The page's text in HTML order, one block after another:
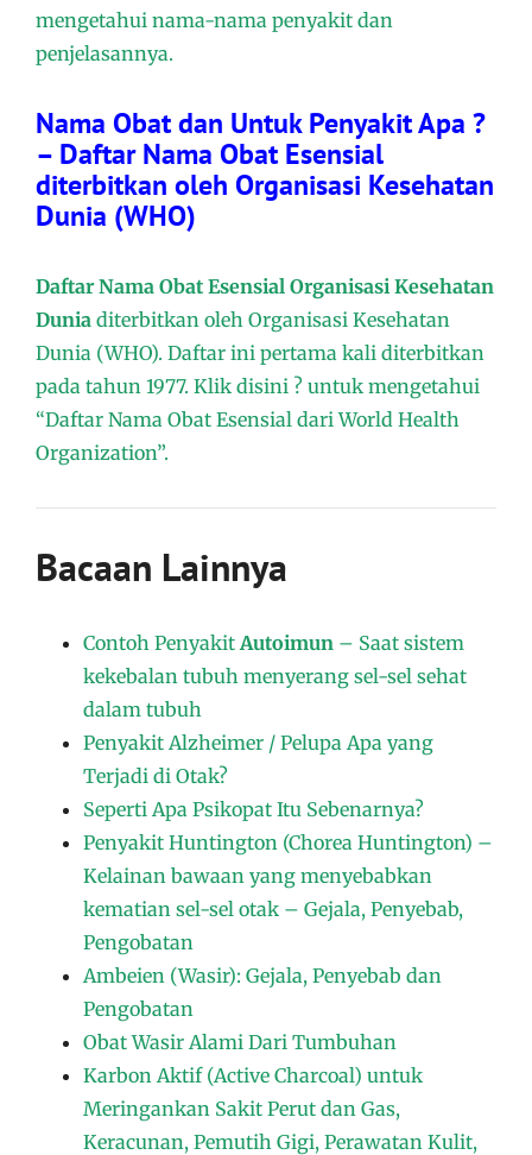
mengetahui nama-nama penyakit dan
penjelasannya.
Nama Obat dan Untuk Penyakit Apa ?
– Daftar Nama Obat Esensial
diterbitkan oleh Organisasi Kesehatan
Dunia (WHO)
Daftar Nama Obat Esensial Organisasi Kesehatan
Dunia diterbitkan oleh Organisasi Kesehatan
Dunia (WHO). Daftar ini pertama kali diterbitkan
pada tahun 1977. Klik disini ? untuk mengetahui
“Daftar Nama Obat Esensial dari World Health
Organization”.
Bacaan Lainnya
Contoh Penyakit Autoimun – Saat sistem
kekebalan tubuh menyerang sel-sel sehat
dalam tubuh
Penyakit Alzheimer / Pelupa Apa yang
Terjadi di Otak?
Seperti Apa Psikopat Itu Sebenarnya?
Penyakit Huntington (Chorea Huntington) –
Kelainan bawaan yang menyebabkan
kematian sel-sel otak – Gejala, Penyebab,
Pengobatan
Ambeien (Wasir): Gejala, Penyebab dan
Pengobatan
Obat Wasir Alami Dari Tumbuhan
Karbon Aktif (Active Charcoal) untuk
Meringankan Sakit Perut dan Gas,
Keracunan, Pemutih Gigi, Perawatan Kulit,